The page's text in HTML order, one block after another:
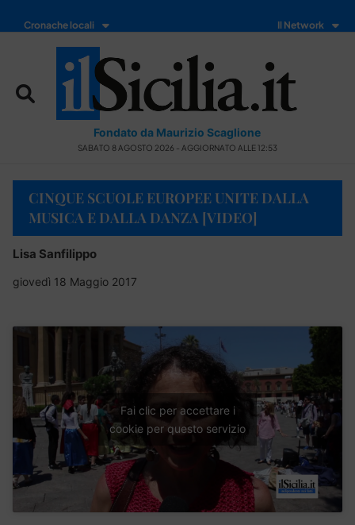
Cronache locali Il Network
Fondato da Maurizio Scaglione
SABATO 8 AGOSTO 2026 - AGGIORNATO ALLE 12:53
CINQUE SCUOLE EUROPEE UNITE DALLA
MUSICA E DALLA DANZA [VIDEO]
Lisa Sanfilippo
giovedì 18 Maggio 2017
Fai clic per accettare i
cookie per questo servizio